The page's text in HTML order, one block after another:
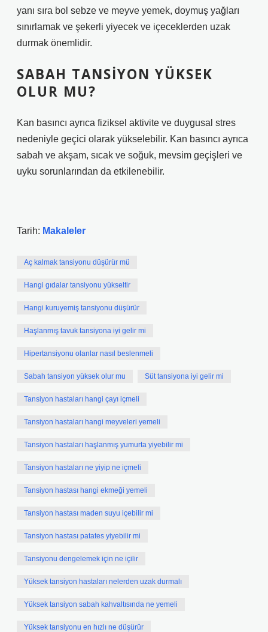
yanı sıra bol sebze ve meyve yemek, doymuş yağları
sınırlamak ve şekerli yiyecek ve içeceklerden uzak
durmak önemlidir.
SABAH TANSIYON YÜKSEK
OLUR MU?
Kan basıncı ayrıca fiziksel aktivite ve duygusal stres
nedeniyle geçici olarak yükselebilir. Kan basıncı ayrıca
sabah ve akşam, sıcak ve soğuk, mevsim geçişleri ve
uyku sorunlarından da etkilenebilir.
Tarih: Makaleler
Aç kalmak tansiyonu düşürür mü
Hangi gıdalar tansiyonu yükseltir
Hangi kuruyemiş tansiyonu düşürür
Haşlanmış tavuk tansiyona iyi gelir mi
Hipertansiyonu olanlar nasıl beslenmeli
Sabah tansiyon yüksek olur mu Süt tansiyona iyi gelir mi
Tansiyon hastaları hangi çayı içmeli
Tansiyon hastaları hangi meyveleri yemeli
Tansiyon hastaları haşlanmış yumurta yiyebilir mi
Tansiyon hastaları ne yiyip ne içmeli
Tansiyon hastası hangi ekmeği yemeli
Tansiyon hastası maden suyu içebilir mi
Tansiyon hastası patates yiyebilir mi
Tansiyonu dengelemek için ne içilir
Yüksek tansiyon hastaları nelerden uzak durmalı
Yüksek tansiyon sabah kahvaltısında ne yemeli
Yüksek tansiyonu en hızlı ne düşürür